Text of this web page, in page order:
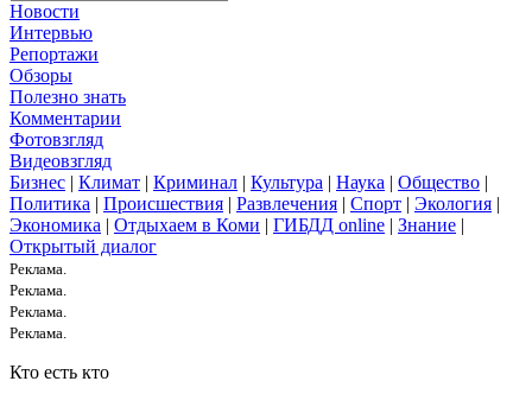
Новости
Интервью
Репортажи
Обзоры
Полезно знать
Комментарии
Фотовзгляд
Видеовзгляд
Бизнес | Климат | Криминал | Культура | Наука | Общество |
Политика | Происшествия | Развлечения | Спорт | Экология |
Экономика | Отдыхаем в Коми | ГИБДД online | Знание |
Открытый диалог
Реклама.
Реклама.
Реклама.
Реклама.
Кто есть кто